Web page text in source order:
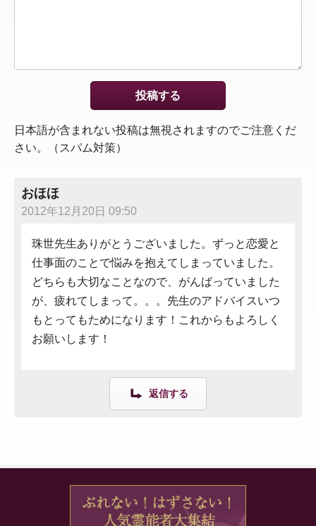
日本語が含まれない投稿は無視されますのでご注意くだ
さい。（スパム対策）
おほほ
2012年12月20日 09:50
珠世先生ありがとうございました。ずっと恋愛と
仕事面のことで悩みを抱えてしまっていました。
どちらも大切なことなので、がんばっていました
が、疲れてしまって。。。先生のアドバイスいつ
もとってもためになります！これからもよろしく
お願いします！
返信する